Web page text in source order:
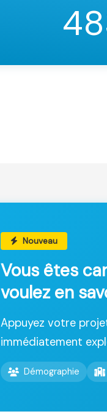
Nouveau
Vous êtes
voulez en
Appuyez votre
immédiatement
Démographie